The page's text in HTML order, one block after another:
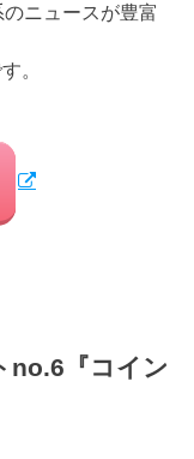
ニュースが豊富
。
no.6『コイン